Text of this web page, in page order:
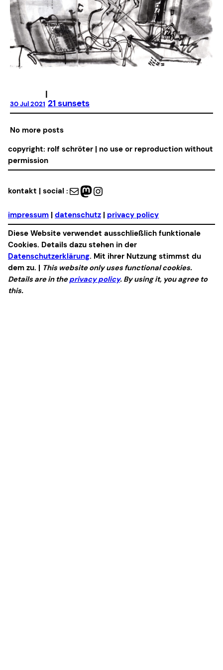
30 Jul 2021
|
21 sunsets
No more posts
copyright: rolf schröter | no use or reproduction without
permission
kontakt | social : Mail Mastodon Instagram
impressum | datenschutz | privacy policy
Diese Website verwendet ausschließlich funktionale
Cookies. Details dazu stehen in der
Datenschutzerklärung. Mit ihrer Nutzung stimmst du
dem zu. | This website only uses functional cookies.
Details are in theprivacy policy. By using it, you agree to
this.